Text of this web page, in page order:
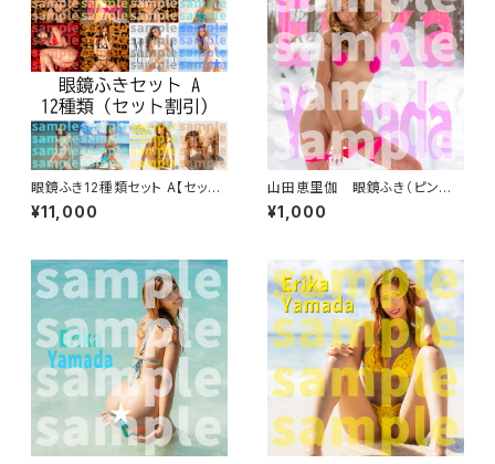
眼鏡ふき12種類セット A【セット
割引】
¥11,000
山田恵里伽 眼鏡ふき（ピンク
ウインター）
¥1,000